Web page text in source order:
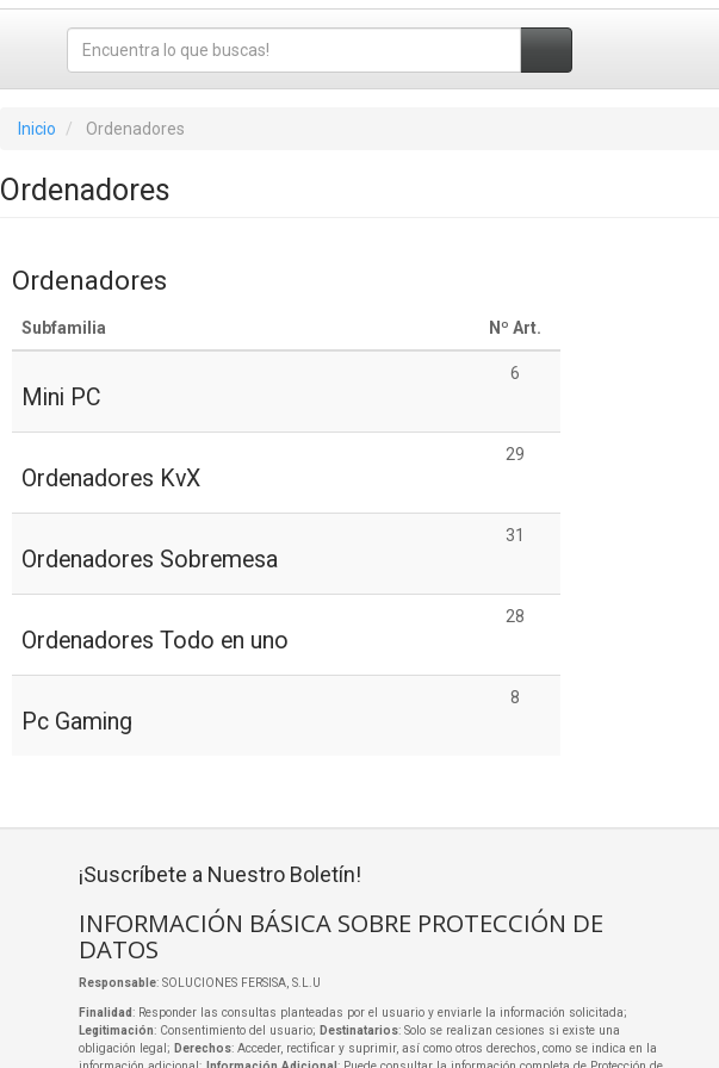
Inicio Ordenadores
Ordenadores
Ordenadores
Subfamilia Nº Art.
Mini PC
6
Ordenadores KvX
29
Ordenadores Sobremesa
31
Ordenadores Todo en uno
28
Pc Gaming
8
¡Suscríbete a Nuestro Boletín!
INFORMACIÓN BÁSICA SOBRE PROTECCIÓN DE
DATOS
Responsable: SOLUCIONES FERSISA, S.L.U
Finalidad: Responder las consultas planteadas por el usuario y enviarle la información solicitada;
Legitimación: Consentimiento del usuario; Destinatarios: Solo se realizan cesiones si existe una
obligación legal; Derechos: Acceder, rectificar y suprimir, así como otros derechos, como se indica en la